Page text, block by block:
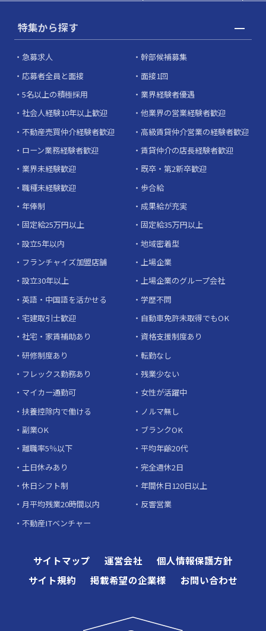
特集から探す
急募求人
幹部候補募集
応募者全員と面接
面接1回
5名以上の積極採用
業界経験者優遇
社会人経験10年以上歓迎
他業界の営業経験者歓迎
不動産売買仲介経験者歓迎
高級賃貸仲介営業の経験者歓迎
ローン業務経験者歓迎
賃貸仲介の店長経験者歓迎
業界未経験歓迎
既卒・第2新卒歓迎
職種未経験歓迎
歩合給
年俸制
成果給が充実
固定給25万円以上
固定給35万円以上
設立5年以内
地域密着型
フランチャイズ加盟店舗
上場企業
設立30年以上
上場企業のグループ会社
英語・中国語を活かせる
学歴不問
宅建取引士歓迎
自動車免許未取得でもOK
社宅・家賃補助あり
資格支援制度あり
研修制度あり
転勤なし
フレックス勤務あり
残業少ない
マイカー通勤可
女性が活躍中
扶養控除内で働ける
ノルマ無し
副業OK
ブランクOK
離職率5％以下
平均年齢20代
土日休みあり
完全週休2日
休日シフト制
年間休日120日以上
月平均残業20時間以内
反響営業
不動産ITベンチャー
サイトマップ 運営会社
個人情報保護方針
サイト規約
掲載希望の企業様 お問い合わせ